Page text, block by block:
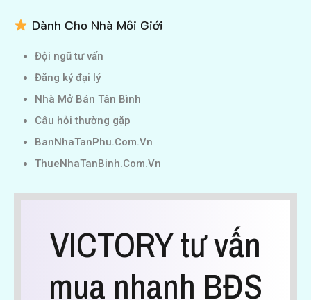
Dành Cho Nhà Môi Giới
Đội ngũ tư vấn
Đăng ký đại lý
Nhà Mở Bán Tân Bình
Câu hỏi thường gặp
BanNhaTanPhu.Com.Vn
ThueNhaTanBinh.Com.Vn
VICTORY tư vấn
mua nhanh BĐS